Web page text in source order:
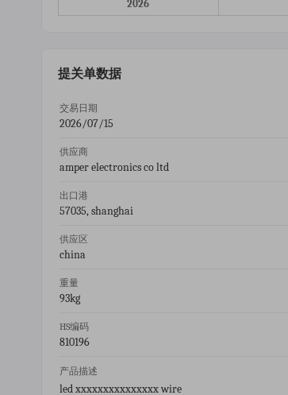
2026
提关单数据
交易日期
2026/07/15
供应商
amper electronics co ltd
出口港
57035, shanghai
供应区
china
重量
93kg
HS编码
810196
产品描述
led xxxxxxxxxxxxxxx wire